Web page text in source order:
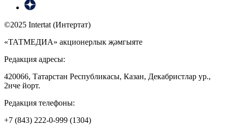
©2025 Intertat (Интертат)
«ТАТМЕДИА» акционерлык җәмгыяте
Редакция адресы:
420066, Татарстан Республикасы, Казан, Декабристлар ур.,
2нче йорт.
Редакция телефоны:
+7 (843) 222-0-999 (1304)